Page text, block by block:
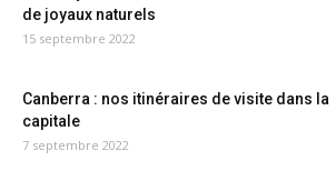
de joyaux naturels
15 septembre 2022
Canberra : nos itinéraires de visite dans la
capitale
7 septembre 2022